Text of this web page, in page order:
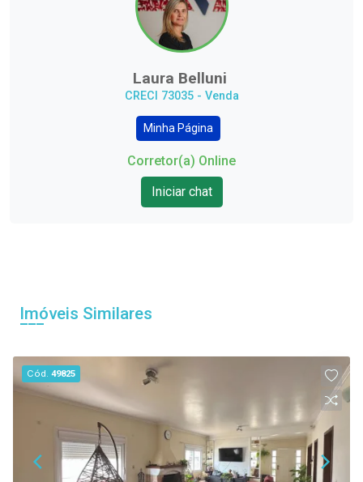
Laura Belluni
CRECI 73035 - Venda
Minha Página
Corretor(a) Online
Iniciar chat
Imóveis Similares
Cód.49825